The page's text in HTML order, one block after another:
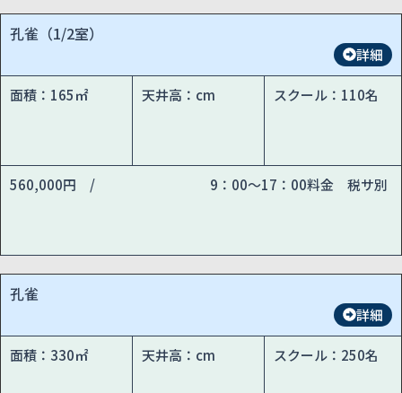
孔雀（1/2室）
詳細
面積：165㎡ 天井高：cm スクール：110名
560,000円 / 9：00～17：00料金 税サ別
孔雀
詳細
面積：330㎡ 天井高：cm スクール：250名